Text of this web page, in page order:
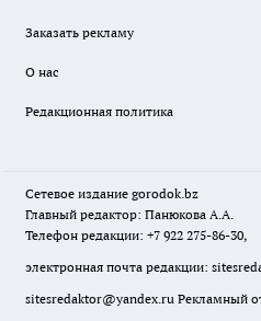
Заказать рекламу
О нас
Редакционная политика
Сетевое издание gorodok.bz
Главный редактор: Панюкова А.А.
Телефон редакции: +7 922 275-86-30,
электронная почта редакции:
sitesredaktor@yandex.ru Рекламный